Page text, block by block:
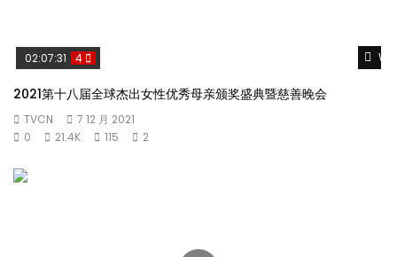
02:07:31 4
2021第十八届全球杰出女性优秀母亲颁奖盛典暨慈善晚会
TVCN
7 12 月 2021
0
21.4K 115 2